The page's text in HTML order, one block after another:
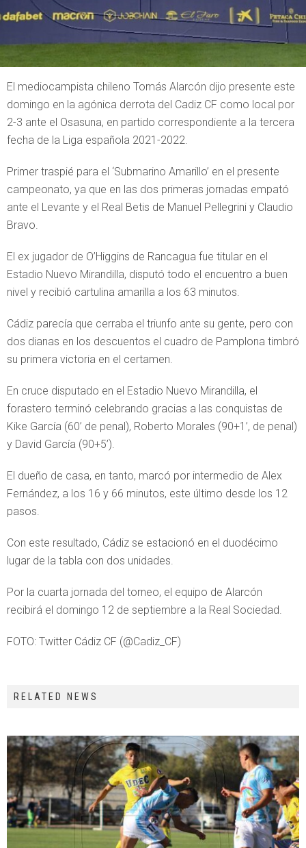
El mediocampista chileno Tomás Alarcón dijo presente este
domingo en la agónica derrota del Cadiz CF como local por
2-3 ante el Osasuna, en partido correspondiente a la tercera
fecha de la Liga española 2021-2022.
Primer traspié para el ‘Submarino Amarillo’ en el presente
campeonato, ya que en las dos primeras jornadas empató
ante el Levante y el Real Betis de Manuel Pellegrini y Claudio
Bravo.
El ex jugador de O’Higgins de Rancagua fue titular en el
Estadio Nuevo Mirandilla, disputó todo el encuentro a buen
nivel y recibió cartulina amarilla a los 63 minutos.
Cádiz parecía que cerraba el triunfo ante su gente, pero con
dos dianas en los descuentos el cuadro de Pamplona timbró
su primera victoria en el certamen.
En cruce disputado en el Estadio Nuevo Mirandilla, el
forastero terminó celebrando gracias a las conquistas de
Kike García (60’ de penal), Roberto Morales (90+1’, de penal)
y David García (90+5’).
El dueño de casa, en tanto, marcó por intermedio de Alex
Fernández, a los 16 y 66 minutos, este último desde los 12
pasos.
Con este resultado, Cádiz se estacionó en el duodécimo
lugar de la tabla con dos unidades.
Por la cuarta jornada del torneo, el equipo de Alarcón
recibirá el domingo 12 de septiembre a la Real Sociedad.
FOTO: Twitter Cádiz CF (@Cadiz_CF)
RELATED NEWS